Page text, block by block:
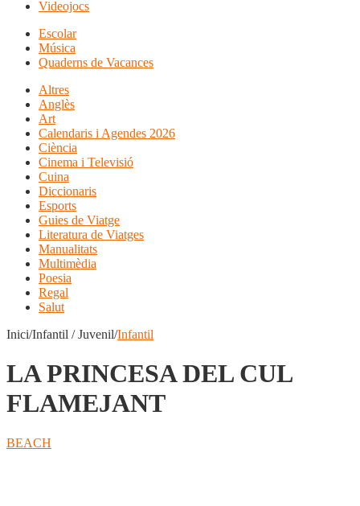
Videojocs
Escolar
Música
Quaderns de Vacances
Altres
Anglès
Art
Calendaris i Agendes 2026
Ciència
Cinema i Televisió
Cuina
Diccionaris
Esports
Guies de Viatge
Literatura de Viatges
Manualitats
Multimèdia
Poesia
Regal
Salut
Inici/Infantil / Juvenil/Infantil
LA PRINCESA DEL CUL
FLAMEJANT
BEACH